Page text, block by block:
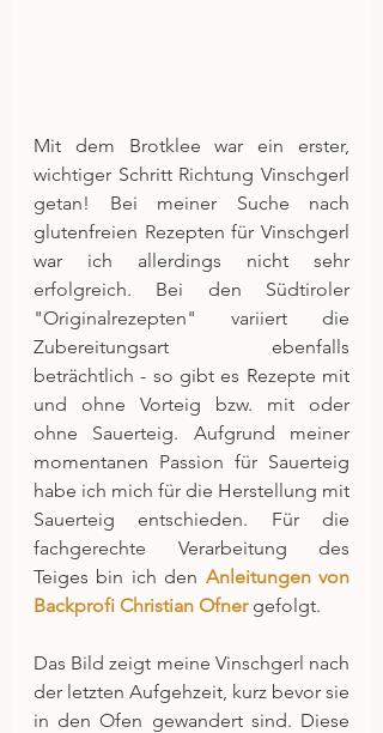
Mit dem Brotklee war ein erster,
wichtiger Schritt Richtung Vinschgerl
getan! Bei meiner Suche nach
glutenfreien Rezepten für Vinschgerl
war ich allerdings nicht sehr
erfolgreich. Bei den Südtiroler
"Originalrezepten" variiert die
Zubereitungsart ebenfalls
beträchtlich - so gibt es Rezepte mit
und ohne Vorteig bzw. mit oder
ohne Sauerteig. Aufgrund meiner
momentanen Passion für Sauerteig
habe ich mich für die Herstellung mit
Sauerteig entschieden. Für die
fachgerechte Verarbeitung des
Teiges bin ich den Anleitungen von
Backprofi Christian Ofner gefolgt.
Das Bild zeigt meine Vinschgerl nach
der letzten Aufgehzeit, kurz bevor sie
in den Ofen gewandert sind. Diese